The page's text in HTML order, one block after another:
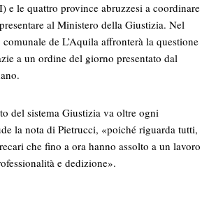
e le quattro province abruzzesi a coordinare
al Ministero della Giustizia. Nel
de L’Aquila affronterà la questione
a un ordine del giorno presentato dal
del sistema Giustizia va oltre ogni
la nota di Pietrucci, «poiché riguarda tutti,
che fino a ora hanno assolto a un lavoro
e dedizione».